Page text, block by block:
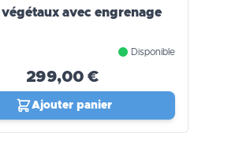
végétaux avec engrenage
Disponible
299,00 €
Ajouter panier